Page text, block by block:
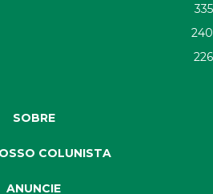
335
240
226
SOBRE
COLUNISTA
ANUNCIE